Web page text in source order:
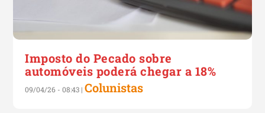
Imposto do Pecado sobre
automóveis poderá chegar a 18%
09/04/26 - 08:43 |Colunistas